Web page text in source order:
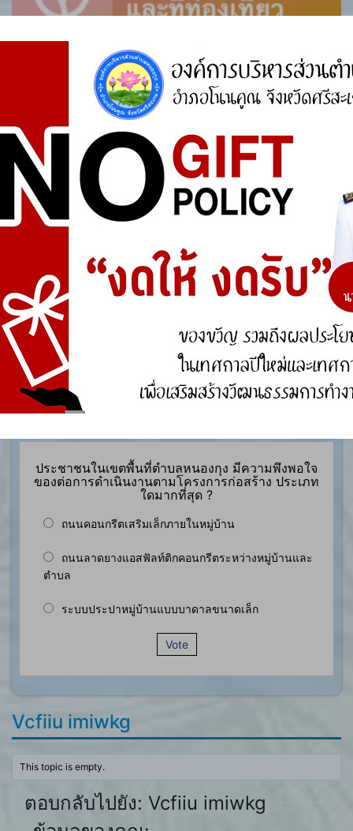
ศูนย์ร้องเรียน
สำนักงานคณะกรรมการป้องกันและปราบปรามการ
ทุจริตแห่งชาติ (ป.ป.ช.)
สำนักงานคณะกรรมการป้องกันและปราบปรามการ
ทุจริตในภาครัฐ
องค์ความรู้ที่สนับสนุน วิสัยทัศน์ พันธกิจ ยุทธศาสตร์
ขององค์กร
องค์ความรู้จากประสบการณ์ที่องค์กรได้สั่งสมมา
องค์ความรู้ที่ใช้แก้ไขปัญหาที่องค์กรประสบอยู่ใน
ปัจจุบัน
องค์ความรู้อื่นๆ ที่เกี่ยวข้องกับการพัฒนาองค์กร
ประชาชนในเขตพื้นที่ตำบลหนองกุง มีความพึงพอใจ
ของต่อการดำเนินงานตามโครงการก่อสร้าง ประเภท
ใดมากที่สุด ?
ถนนคอนกรีตเสริมเล็กภายในหมู่บ้าน
ถนนลาดยางแอสฟัลท์ติกคอนกรีตระหว่างหมู่บ้านและ
ตำบล
ระบบประปาหมู่บ้านแบบบาดาลขนาดเล็ก
Vote
Vcfiiu imiwkg
This topic is empty.
ตอบกลับไปยัง: Vcfiiu imiwkg